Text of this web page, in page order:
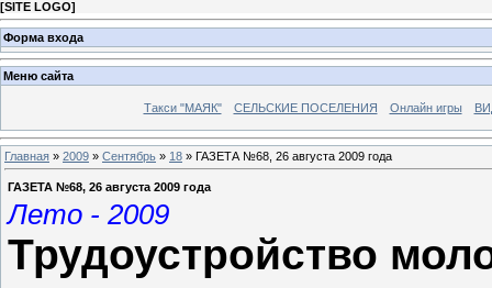
[SITE LOGO]
Форма входа
Меню сайта
Такси "МАЯК" СЕЛЬСКИЕ ПОСЕЛЕНИЯ Онлайн игры
Главная » 2009 » Сентябрь » 18 » ГАЗЕТА №68, 26 августа 2009 года
ГАЗЕТА №68, 26 августа 2009 года
Лето - 2009
Трудоустройство